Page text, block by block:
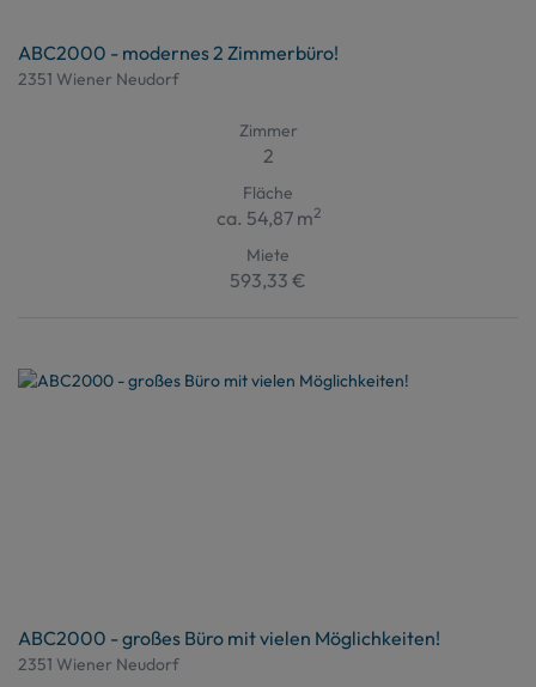
ABC2000 - modernes 2 Zimmerbüro!
2351 Wiener Neudorf
Zimmer
2
Fläche
ca. 54,87 m2
Miete
593,33 €
ABC2000 - großes Büro mit vielen Möglichkeiten!
2351 Wiener Neudorf